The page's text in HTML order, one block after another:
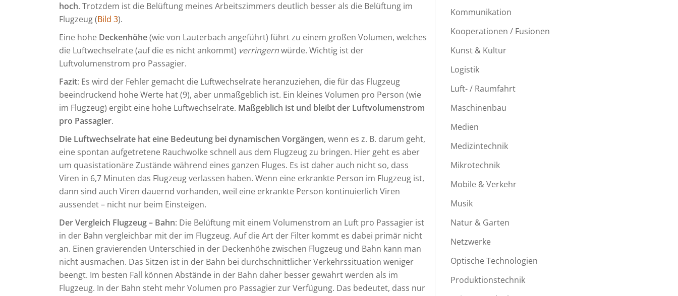
hoch. Trotzdem ist die Belüftung meines Arbeitszimmers deutlich besser als die Belüftung im
Flugzeug (Bild 3).
Eine hohe Deckenhöhe(wie von Lauterbach angeführt) führt zu einem großen Volumen, welches
die Luftwechselrate (auf die es nicht ankommt) verringernwürde. Wichtig ist der
Luftvolumenstrom pro Passagier.
Fazit: Es wird der Fehler gemacht die Luftwechselrate heranzuziehen, die für das Flugzeug
beeindruckend hohe Werte hat (9), aber unmaßgeblich ist. Ein kleines Volumen pro Person (wie
im Flugzeug) ergibt eine hohe Luftwechselrate. Maßgeblich ist und bleibt der Luftvolumenstrom
pro Passagier.
Die Luftwechselrate hat eine Bedeutung bei dynamischen Vorgängen, wenn es z. B. darum geht,
eine spontan aufgetretene Rauchwolke schnell aus dem Flugzeug zu bringen. Hier geht es aber
um quasistationäre Zustände während eines ganzen Fluges. Es ist daher auch nicht so, dass
Viren in 6,7 Minuten das Flugzeug verlassen haben. Wenn eine erkrankte Person im Flugzeug ist,
dann sind auch Viren dauernd vorhanden, weil eine erkrankte Person kontinuierlich Viren
aussendet – nicht nur beim Einsteigen.
Der Vergleich Flugzeug – Bahn: Die Belüftung mit einem Volumenstrom an Luft pro Passagier ist
in der Bahn vergleichbar mit der im Flugzeug. Auf die Art der Filter kommt es dabei primär nicht
an. Einen gravierenden Unterschied in der Deckenhöhe zwischen Flugzeug und Bahn kann man
nicht ausmachen. Das Sitzen ist in der Bahn bei durchschnittlicher Verkehrssituation weniger
beengt. Im besten Fall können Abstände in der Bahn daher besser gewahrt werden als im
Flugzeug. In der Bahn steht mehr Volumen pro Passagier zur Verfügung. Das bedeutet, dass nur
Kommunikation
Kooperationen / Fusionen
Kunst & Kultur
Logistik
Luft- / Raumfahrt
Maschinenbau
Medien
Medizintechnik
Mikrotechnik
Mobile & Verkehr
Musik
Natur & Garten
Netzwerke
Optische Technologien
Produktionstechnik